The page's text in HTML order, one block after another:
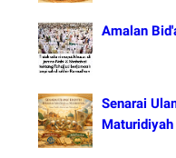
Amalan
Senarai
Maturidiyah